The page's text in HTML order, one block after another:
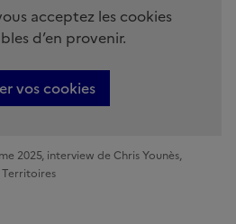
acceptez les cookies
d’en provenir.
vos cookies
2025, interview de Chris Younès,